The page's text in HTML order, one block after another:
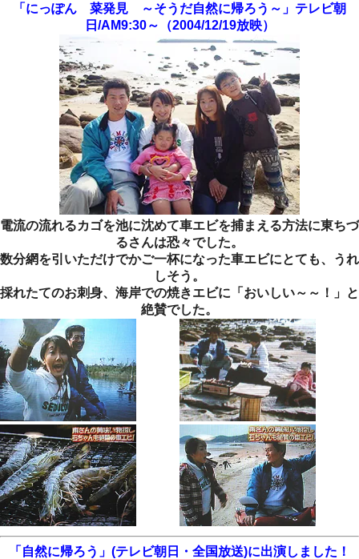
「にっぽん 菜発見 ～そうだ自然に帰ろう～」テレビ朝
日/AM9:30～（2004/12/19放映）
電流の流れるカゴを池に沈めて車エビを捕まえる方法に東ちづ
るさんは恐々でした。
数分網を引いただけでかご一杯になった車エビにとても、うれ
しそう。
採れたてのお刺身、海岸での焼きエビに「おいしい～～！」と
絶賛でした。
「自然に帰ろう」(テレビ朝日・全国放送)に出演しました！